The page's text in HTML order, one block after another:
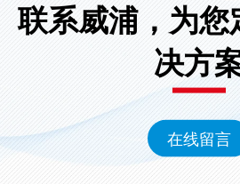
联系威浦，为您
决方
在线留言